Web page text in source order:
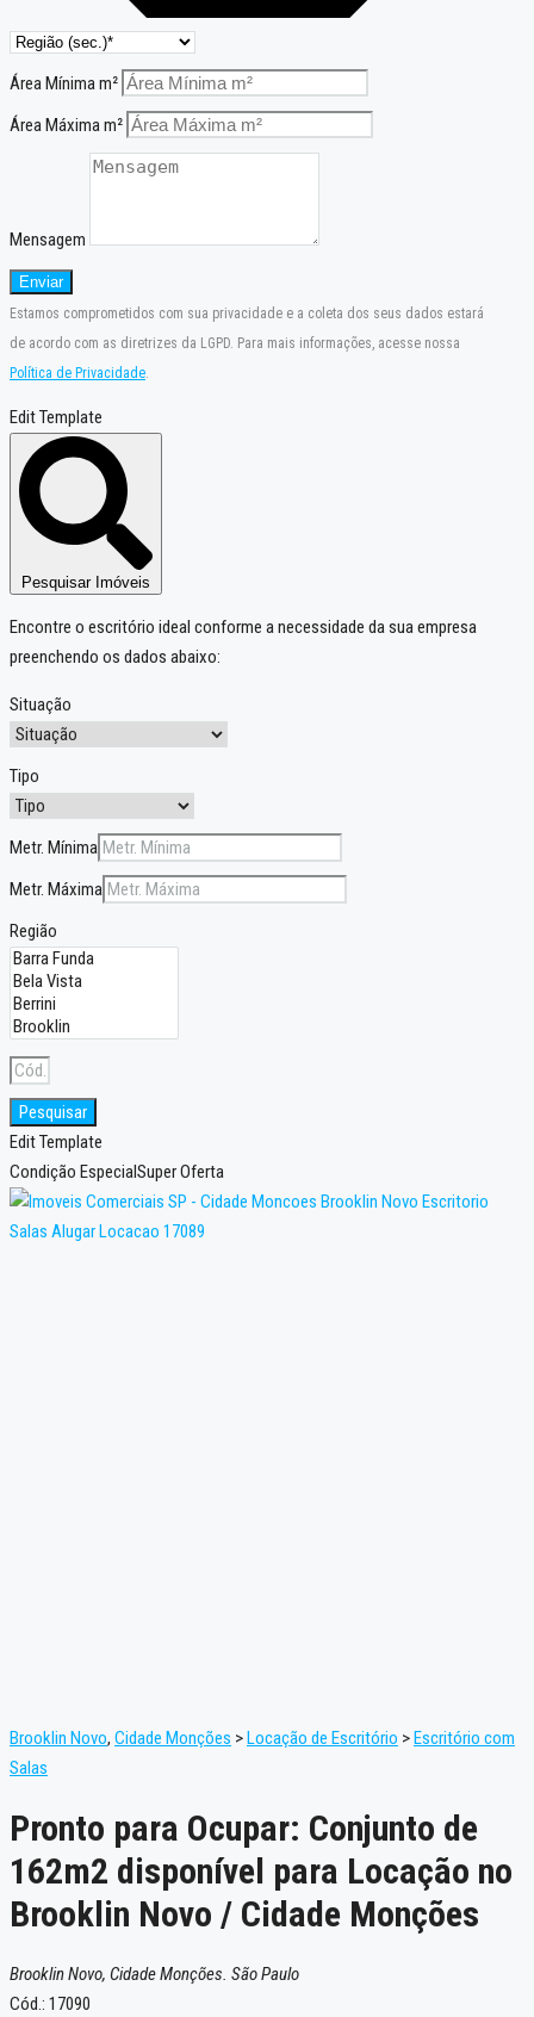
Área Mínima m²
Área Máxima m²
Mensagem
Enviar
Estamos comprometidos com sua privacidade e a coleta dos seus dados estará
de acordo com as diretrizes da LGPD. Para mais informações, acesse nossa
Política de Privacidade.
Edit Template
Pesquisar Imóveis
Encontre o escritório ideal conforme a necessidade da sua empresa
preenchendo os dados abaixo:
Situação
Tipo
Metr. Mínima
Metr. Máxima
Região
Pesquisar
Edit Template
Condição EspecialSuper Oferta
Brooklin Novo, Cidade Monções >Locação de Escritório >Escritório com
Salas
Pronto para Ocupar: Conjunto de
162m2 disponível para Locação no
Brooklin Novo / Cidade Monções
Brooklin Novo, Cidade Monções. São Paulo
Cód.: 17090